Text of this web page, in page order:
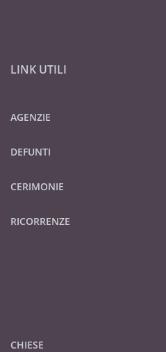
LINK UTILI
AGENZIE
DEFUNTI
CERIMONIE
RICORRENZE
CHIESE